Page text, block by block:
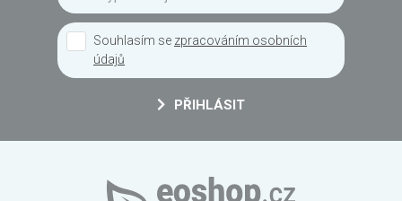
Souhlasím se zpracováním osobních
údajů
PŘIHLÁSIT